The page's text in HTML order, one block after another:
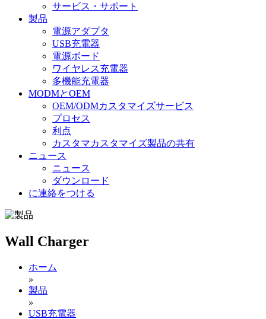
サービス・サポート
製品
電源アダプタ
USB充電器
電源ボード
ワイヤレス充電器
多機能充電器
MODMとOEM
OEM/ODMカスタマイズサービス
プロセス
利点
カスタマカスタマイズ製品の共有
ニュース
ニュース
ダウンロード
に連絡をつける
Wall Charger
ホーム
»
製品
»
USB充電器